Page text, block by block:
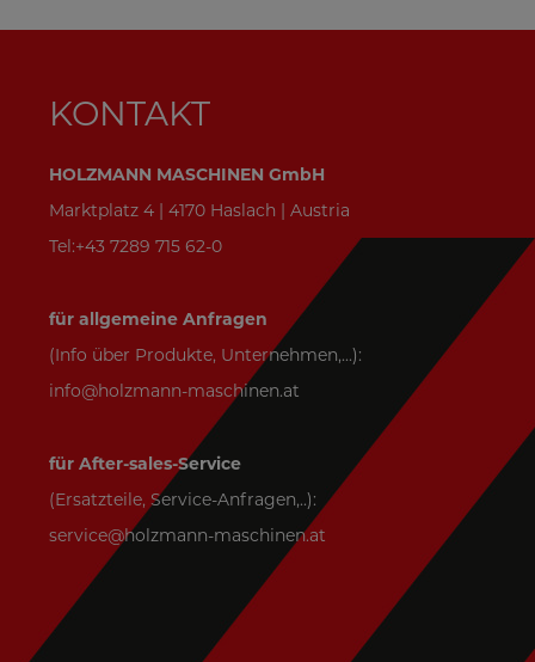
KONTAKT
HOLZMANN MASCHINEN GmbH
Marktplatz 4 | 4170 Haslach | Austria
Tel:+43 7289 715 62-0
für allgemeine Anfragen
(Info über Produkte, Unternehmen,...):
info@holzmann-maschinen.at
für After-sales-Service
(Ersatzteile, Service-Anfragen,..):
service@holzmann-maschinen.at